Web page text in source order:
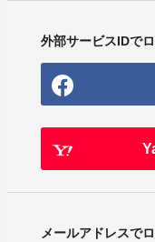
外部サービスIDで
メールアドレスで